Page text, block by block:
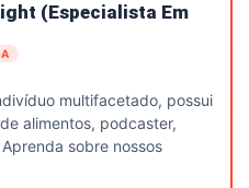
(especialista Em
multifacetado, possui
alimentos, podcaster,
sobre nossos